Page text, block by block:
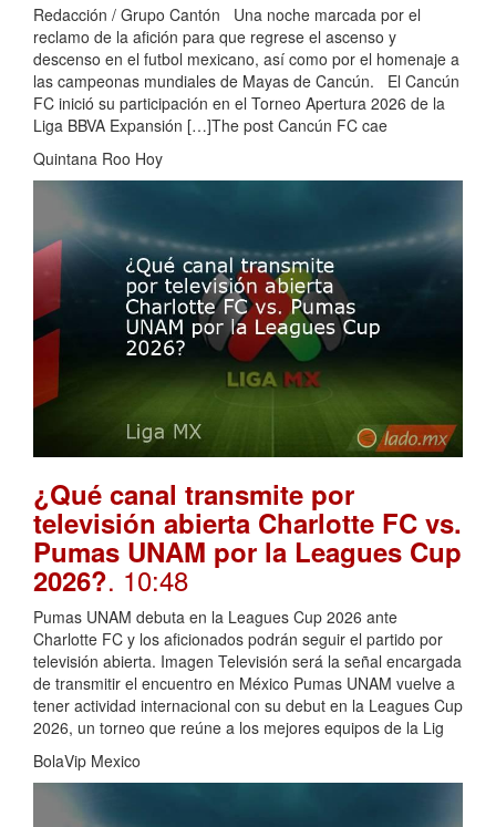
Redacción / Grupo Cantón Una noche marcada por el
reclamo de la afición para que regrese el ascenso y
descenso en el futbol mexicano, así como por el homenaje a
las campeonas mundiales de Mayas de Cancún. El Cancún
FC inició su participación en el Torneo Apertura 2026 de la
Liga BBVA Expansión […]The post Cancún FC cae
Quintana Roo Hoy
¿Qué canal transmite por
televisión abierta Charlotte FC vs.
Pumas UNAM por la Leagues Cup
2026?. 10:48
Pumas UNAM debuta en la Leagues Cup 2026 ante
Charlotte FC y los aficionados podrán seguir el partido por
televisión abierta. Imagen Televisión será la señal encargada
de transmitir el encuentro en México Pumas UNAM vuelve a
tener actividad internacional con su debut en la Leagues Cup
2026, un torneo que reúne a los mejores equipos de la Lig
BolaVip Mexico